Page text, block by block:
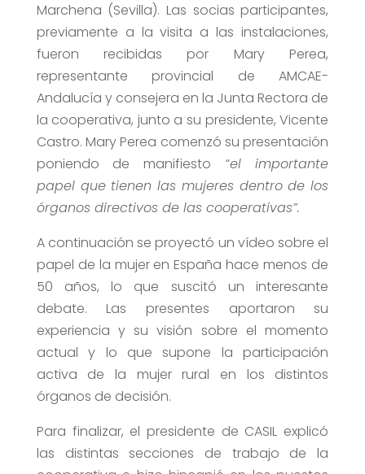
Marchena (Sevilla). Las socias participantes,
previamente a la visita a las instalaciones,
fueron recibidas por Mary Perea,
representante provincial de AMCAE-
Andalucía y consejera en la Junta Rectora de
la cooperativa, junto a su presidente, Vicente
Castro. Mary Perea comenzó su presentación
poniendo de manifiesto “el importante
papel que tienen las mujeres dentro de los
órganos directivos de las cooperativas”.
A continuación se proyectó un vídeo sobre el
papel de la mujer en España hace menos de
50 años, lo que suscitó un interesante
debate. Las presentes aportaron su
experiencia y su visión sobre el momento
actual y lo que supone la participación
activa de la mujer rural en los distintos
órganos de decisión.
Para finalizar, el presidente de CASIL explicó
las distintas secciones de trabajo de la